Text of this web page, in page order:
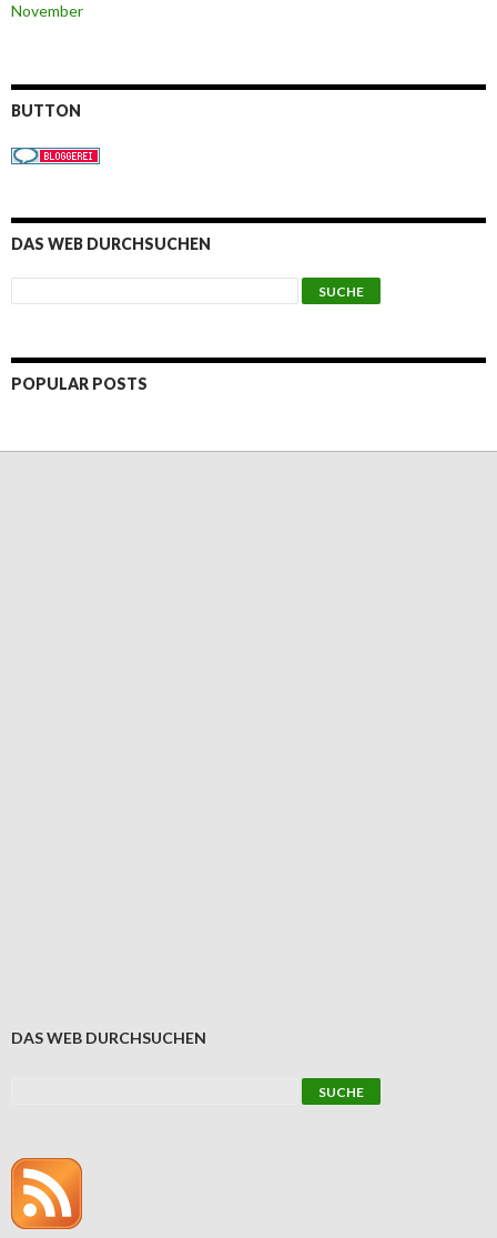
November
BUTTON
DAS WEB DURCHSUCHEN
POPULAR POSTS
DAS WEB DURCHSUCHEN